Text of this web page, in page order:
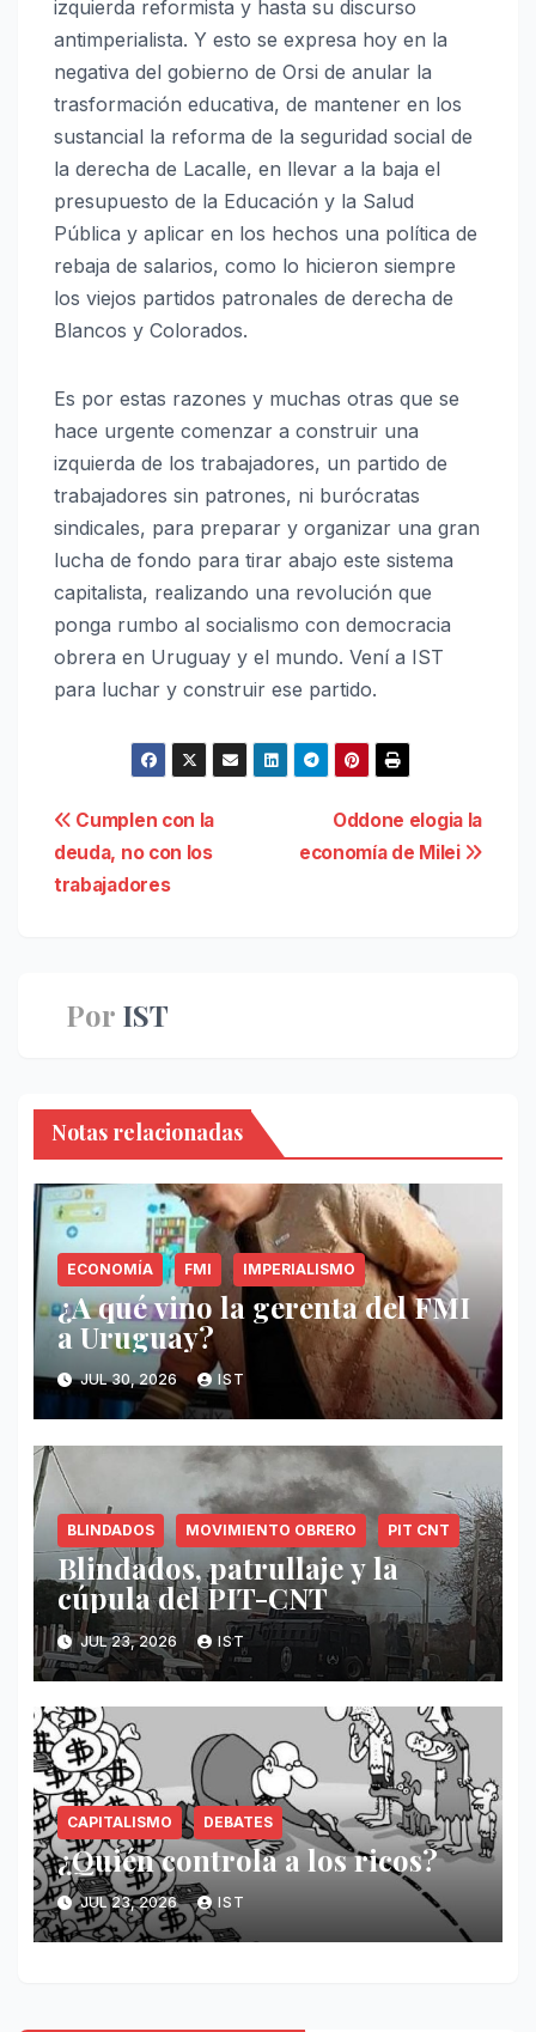
izquierda reformista y hasta su discurso
antimperialista. Y esto se expresa hoy en la
negativa del gobierno de Orsi de anular la
trasformación educativa, de mantener en los
sustancial la reforma de la seguridad social de
la derecha de Lacalle, en llevar a la baja el
presupuesto de la Educación y la Salud
Pública y aplicar en los hechos una política de
rebaja de salarios, como lo hicieron siempre
los viejos partidos patronales de derecha de
Blancos y Colorados.
Es por estas razones y muchas otras que se
hace urgente comenzar a construir una
izquierda de los trabajadores, un partido de
trabajadores sin patrones, ni burócratas
sindicales, para preparar y organizar una gran
lucha de fondo para tirar abajo este sistema
capitalista, realizando una revolución que
ponga rumbo al socialismo con democracia
obrera en Uruguay y el mundo. Vení a IST
para luchar y construir ese partido.
Navegación
de
Oddone elogia la
economía de Milei
Cumplen con la
deuda, no con los
trabajadores
Por IST
Notas relacionadas
ECONOMÍA FMI IMPERIALISMO
¿A qué vino la gerenta del FMI
a Uruguay?
JUL 30, 2026 IST
BLINDADOS MOVIMIENTO OBRERO PIT CNT
Blindados, patrullaje y la
cúpula del PIT-CNT
JUL 23, 2026 IST
CAPITALISMO DEBATES
¿Quién controla a los ricos?
JUL 23, 2026 IST